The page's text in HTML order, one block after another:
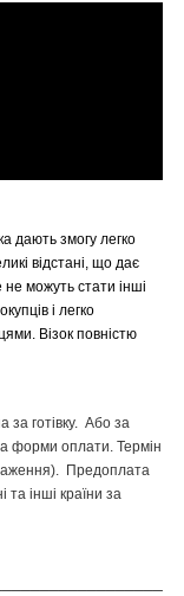
дають змогу легко
відстані, що дає
не можуть стати інші
і легко
Візок повністю
за готівку. Або за
форми оплати. Термін
Предоплата
та інші країни за